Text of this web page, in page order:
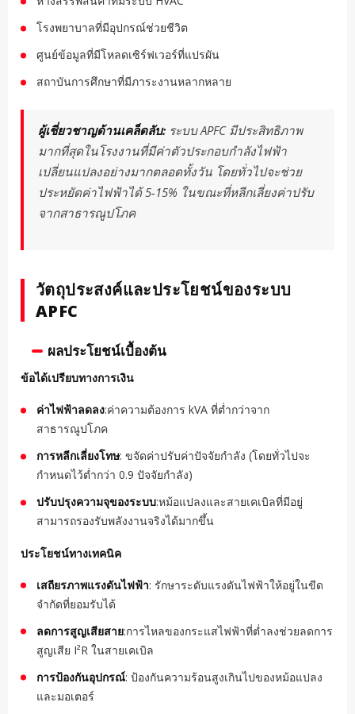
โรงพยาบาลที่มีอุปกรณ์ช่วยชีวิต
ศูนย์ข้อมูลที่มีโหลดเซิร์ฟเวอร์ที่แปรผัน
สถาบันการศึกษาที่มีภาระงานหลากหลาย
ผู้เชี่ยวชาญด้านเคล็ดลับ: ระบบ APFC มีประสิทธิภาพ
มากที่สุดในโรงงานที่มีค่าตัวประกอบกำลังไฟฟ้า
เปลี่ยนแปลงอย่างมากตลอดทั้งวัน โดยทั่วไปจะช่วย
ประหยัดค่าไฟฟ้าได้ 5-15% ในขณะที่หลีกเลี่ยงค่าปรับ
จากสาธารณูปโภค
วัตถุประสงค์และประโยชน์ของระบบ
APFC
ผลประโยชน์เบื้องต้น
ข้อได้เปรียบทางการเงิน
ค่าไฟฟ้าลดลง:ค่าความต้องการ kVA ที่ต่ำกว่าจาก
สาธารณูปโภค
การหลีกเลี่ยงโทษ: ขจัดค่าปรับค่าปัจจัยกำลัง (โดยทั่วไปจะ
กำหนดไว้ต่ำกว่า 0.9 ปัจจัยกำลัง)
ปรับปรุงความจุของระบบ:หม้อแปลงและสายเคเบิลที่มีอยู่
สามารถรองรับพลังงานจริงได้มากขึ้น
ประโยชน์ทางเทคนิค
เสถียรภาพแรงดันไฟฟ้า: รักษาระดับแรงดันไฟฟ้าให้อยู่ในขีด
จำกัดที่ยอมรับได้
ลดการสูญเสียสาย:การไหลของกระแสไฟฟ้าที่ต่ำลงช่วยลดการ
สูญเสีย I²R ในสายเคเบิล
การป้องกันอุปกรณ์: ป้องกันความร้อนสูงเกินไปของหม้อแปลง
และมอเตอร์